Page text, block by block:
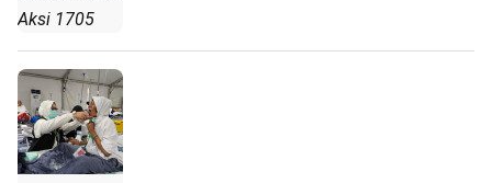
Aksi 1705